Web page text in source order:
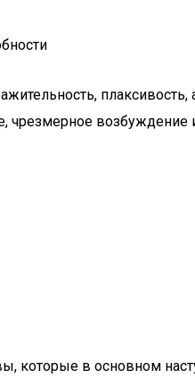
возбуждение
которые в основном